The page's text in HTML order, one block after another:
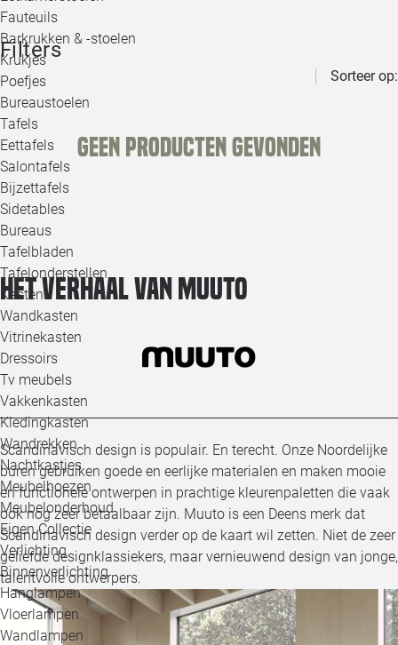
Fauteuils
Barkrukken & -stoelen
Krukjes
Poefjes
Bureaustoelen
Tafels
Eettafels
Salontafels
Bijzettafels
Sidetables
Bureaus
Tafelbladen
Tafelonderstellen
Kasten
Wandkasten
Vitrinekasten
Dressoirs
Tv meubels
Vakkenkasten
Kledingkasten
Wandrekken
Nachtkastjes
Meubelhoezen
Meubelonderhoud
Eigen Collectie
Verlichting
Binnenverlichting
Hanglampen
Vloerlampen
Wandlampen
Filters
Sorteer op:
Geen producten gevonden
Het verhaal van Muuto
Scandinavisch design is populair. En terecht. Onze Noordelijke
buren gebruiken goede en eerlijke materialen en maken mooie
en functionele ontwerpen in prachtige kleurenpaletten die vaak
ook nog zeer betaalbaar zijn. Muuto is een Deens merk dat
Scandinavisch design verder op de kaart wil zetten. Niet de zeer
geliefde designklassiekers, maar vernieuwend design van jonge,
talentvolle ontwerpers.